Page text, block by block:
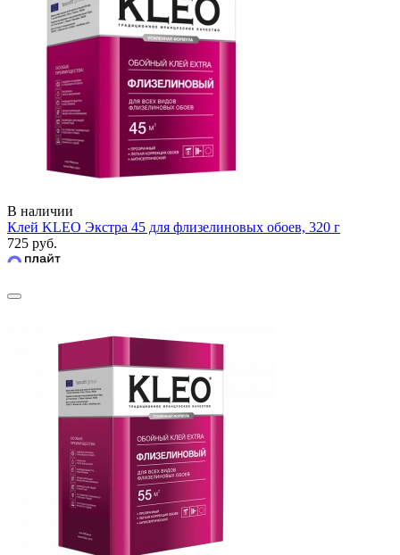
В наличии
Клей KLEO Экстра 45 для флизелиновых обоев, 320 г
725 руб.